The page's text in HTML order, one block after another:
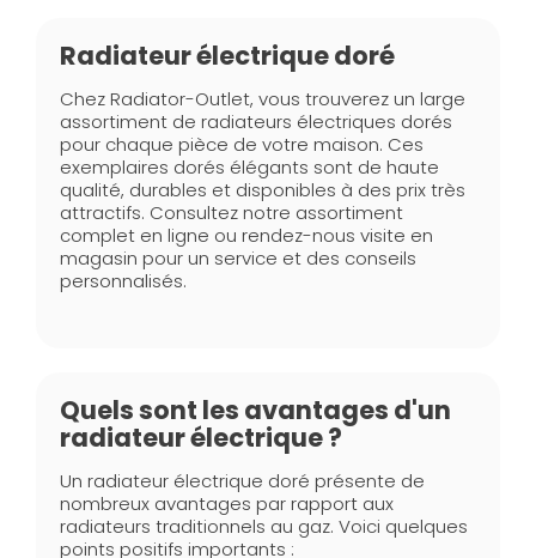
Radiateur électrique doré
Chez Radiator-Outlet, vous trouverez un large
assortiment de radiateurs électriques dorés
pour chaque pièce de votre maison. Ces
exemplaires dorés élégants sont de haute
qualité, durables et disponibles à des prix très
attractifs. Consultez notre assortiment
complet en ligne ou rendez-nous visite en
magasin pour un service et des conseils
personnalisés.
Quels sont les avantages d'un
radiateur électrique ?
Un radiateur électrique doré présente de
nombreux avantages par rapport aux
radiateurs traditionnels au gaz. Voici quelques
points positifs importants :